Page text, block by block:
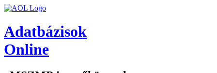
Adatbázisok
Online